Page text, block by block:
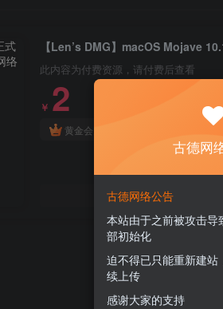
此内容为付费资源，请付费后查看
￥ 2
黄金会员 免费
您当前未登
古德网
古德网络公告
本站由于之前被攻击导
部初始化
迫不得已只能重新建
续上传
感谢大家的支持